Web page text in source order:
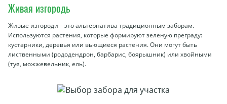
Живая изгородь
Живые изгороди – это альтернатива традиционным заборам.
Используются растения, которые формируют зеленую преграду:
кустарники, деревья или вьющиеся растения. Они могут быть
лиственными (рододендрон, барбарис, боярышник) или хвойными
(туя, можжевельник, ель).